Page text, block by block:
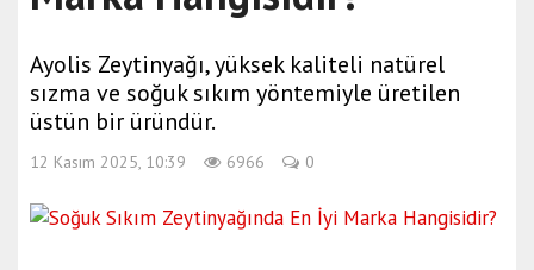
Ayolis Zeytinyağı, yüksek kaliteli natürel
sızma ve soğuk sıkım yöntemiyle üretilen
üstün bir üründür.
12 Kasım 2025, 10:39 6966 0